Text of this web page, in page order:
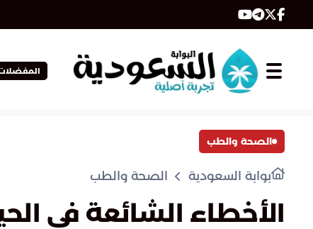
الصحة والطب
بوابة السعودية الصحة والطب
الأخطاء الشائعة في